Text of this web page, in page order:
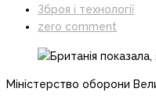
Зброя і технології
zero comment
Міністерство оборони